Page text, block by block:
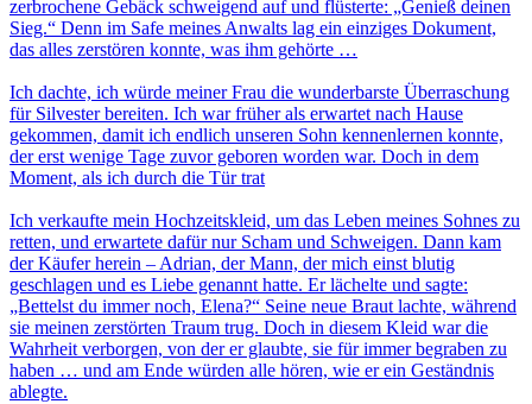
zerbrochene Gebäck schweigend auf und flüsterte: „Genieß deinen
Sieg.“ Denn im Safe meines Anwalts lag ein einziges Dokument,
das alles zerstören konnte, was ihm gehörte …
Ich dachte, ich würde meiner Frau die wunderbarste Überraschung
für Silvester bereiten. Ich war früher als erwartet nach Hause
gekommen, damit ich endlich unseren Sohn kennenlernen konnte,
der erst wenige Tage zuvor geboren worden war. Doch in dem
Moment, als ich durch die Tür trat
Ich verkaufte mein Hochzeitskleid, um das Leben meines Sohnes zu
retten, und erwartete dafür nur Scham und Schweigen. Dann kam
der Käufer herein – Adrian, der Mann, der mich einst blutig
geschlagen und es Liebe genannt hatte. Er lächelte und sagte:
„Bettelst du immer noch, Elena?“ Seine neue Braut lachte, während
sie meinen zerstörten Traum trug. Doch in diesem Kleid war die
Wahrheit verborgen, von der er glaubte, sie für immer begraben zu
haben … und am Ende würden alle hören, wie er ein Geständnis
ablegte.